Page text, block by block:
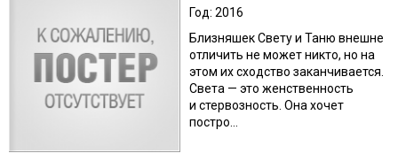
Год: 2016
Близняшек Свету и Таню внешне
отличить не может никто, но на
этом их сходство заканчивается.
Света — это женственность
и стервозность. Она хочет
постро...